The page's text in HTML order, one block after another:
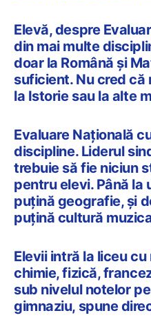
Elevă, despre
din mai multe
doar la Română și
suficient. Nu cred că
la Istorie sau la alte
Evaluare Națională
discipline. Liderul
trebuie să fie niciun
pentru elevi. Până la
puțină geografie, și
puțină cultură
Elevii intră la liceu
chimie, fizică,
sub nivelul notelor
gimnaziu, spune